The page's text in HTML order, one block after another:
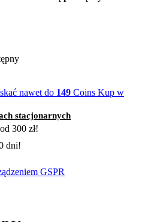
nawet do 149 Coins Kup w
stacjonarnych
300 zł!
dni!
GSPR